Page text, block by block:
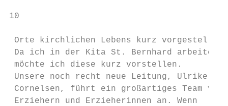
10
Orte kirchlichen Lebens kurz vorgestellt:
Da ich in der Kita St. Bernhard arbeite,
möchte ich diese kurz vorstellen.
Unsere noch recht neue Leitung, Ulrike
Cornelsen, führt ein großartiges Team von
Erziehern und Erzieherinnen an. Wenn